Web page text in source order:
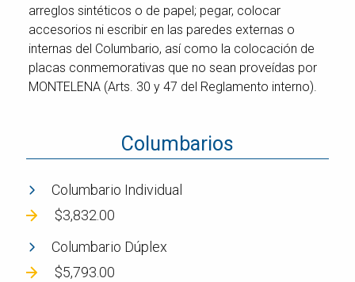
arreglos sintéticos o de papel; pegar, colocar
accesorios ni escribir en las paredes externas o
internas del Columbario, así como la colocación de
placas conmemorativas que no sean proveídas por
MONTELENA (Arts. 30 y 47 del Reglamento interno).
Columbarios
Columbario Individual
$3,832.00
Columbario Dúplex
$5,793.00